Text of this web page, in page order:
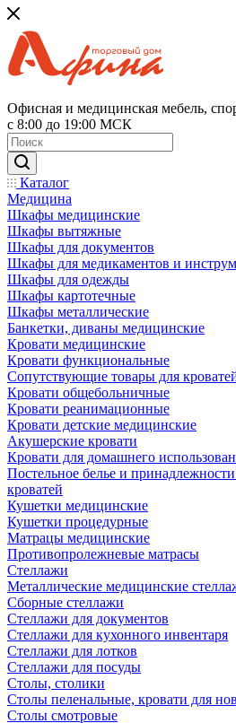
Офисная и медицинская мебель,
с 8:00 до 19:00 МСК
Каталог
Медицина
Шкафы медицинские
Шкафы вытяжные
Шкафы для документов
Шкафы для медикаментов и
Шкафы для одежды
Шкафы картотечные
Шкафы металлические
Банкетки, диваны медицинские
Кровати медицинские
Кровати функциональные
Сопутствующие товары для
Кровати общебольничные
Кровати реанимационные
Кровати детские медицинские
Акушерские кровати
Кровати для домашнего
Постельное белье и
кроватей
Кушетки медицинские
Кушетки процедурные
Матрацы медицинские
Противопролежневые матрасы
Стеллажи
Металлические медицинские
Сборные стеллажи
Стеллажи для документов
Стеллажи для кухонного инвентаря
Стеллажи для лотков
Стеллажи для посуды
Столы, столики
Столы пеленальные, кровати для
Столы смотровые